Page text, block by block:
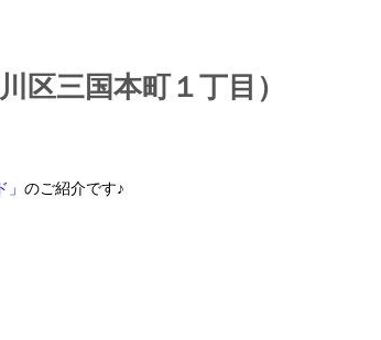
区三国本町１丁目）
」 のご紹介です♪